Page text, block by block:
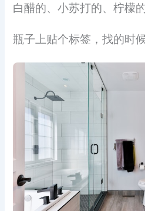
白醋的、小苏打的、柠檬
瓶子上贴个标签，找的时